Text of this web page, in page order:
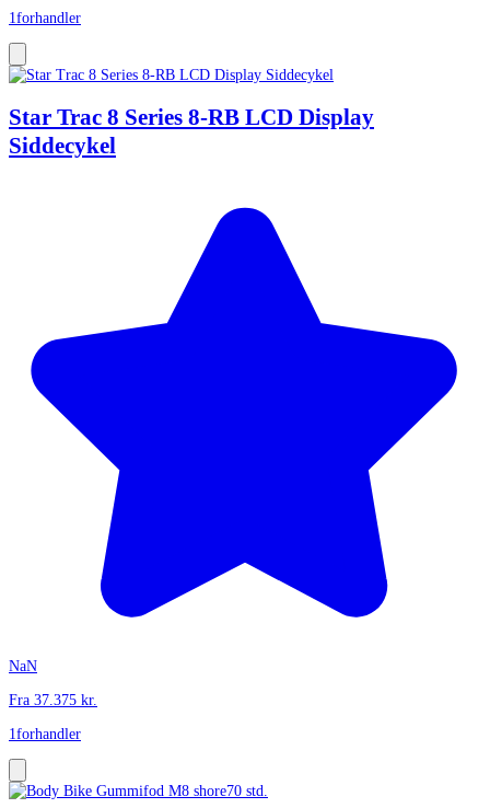
1 forhandler
Star Trac 8 Series 8-RB LCD Display
Siddecykel
NaN
Fra 37.375 kr.
1 forhandler